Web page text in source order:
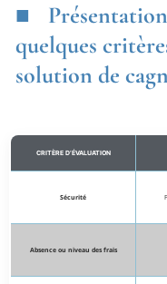
quelques
solution de
CRITÈRE D’ÉVALUATION
Sécurité
Absence ou niveau des frais